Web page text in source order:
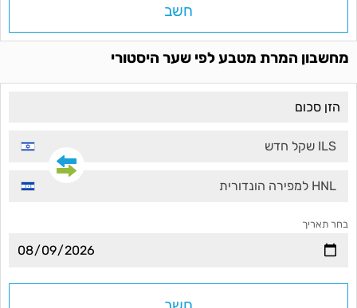
חשב
מחשבון המרת מטבע לפי שער היסטורי
ILS שקל חדש
HNL למפירה הונדורית
בחר תאריך